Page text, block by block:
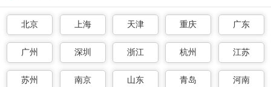
北京 上海 天津 重庆 广东
广州 深圳 浙江 杭州 江苏
苏州 南京 山东 青岛 河南